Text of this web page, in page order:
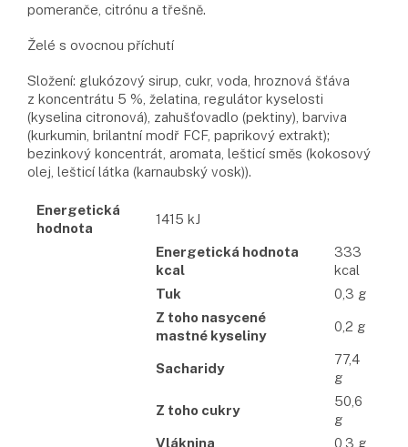
pomeranče, citrónu a třešně.
Želé s ovocnou příchutí
Složení: glukózový sirup, cukr, voda, hroznová šťáva
z koncentrátu 5 %, želatina, regulátor kyselosti
(kyselina citronová), zahušťovadlo (pektiny), barviva
(kurkumin, brilantní modř FCF, paprikový extrakt);
bezinkový koncentrát, aromata, lešticí směs (kokosový
olej, lešticí látka (karnaubský vosk)).
Energetická
hodnota
1415 kJ
Energetická hodnota
kcal
333
kcal
Tuk
0,3 g
Z toho nasycené
mastné kyseliny
0,2 g
Sacharidy
77,4
g
Z toho cukry
50,6
g
Vláknina
0,3 g